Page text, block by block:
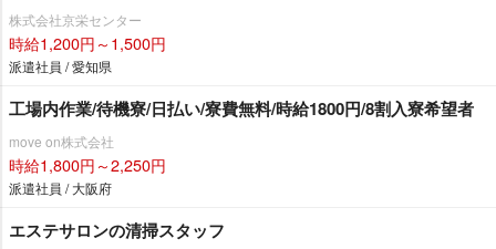
株式会社京栄センター
時給1,200円～1,500円
派遣社員 / 愛知県
工場内作業/待機寮/日払い/寮費無料/時給1800円/8割入寮希望者
move on株式会社
時給1,800円～2,250円
派遣社員 / 大阪府
エステサロンの清掃スタッフ